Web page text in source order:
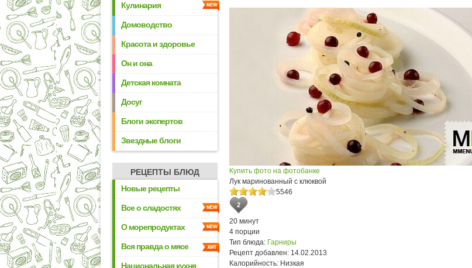
Кулинария
Домоводство
Красота и здоровье
Он и она
Детская комната
Досуг
Блоги экспертов
Звездные блоги
РЕЦЕПТЫ БЛЮД
Новые рецепты
Все о сладостях
О морепродуктах
Вся правда о мясе
Национальная кухня
Купить фото на фотобанке
Лук маринованный с клюквой
5546
2
20 минут
4 порции
Тип блюда: Гарниры
Рецепт добавлен: 14.02.2013
Калорийность: Низкая